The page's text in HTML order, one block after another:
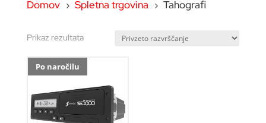
Domov 5 Spletna trgovina 5 Tahografi
Prikaz rezultata
Po naročilu